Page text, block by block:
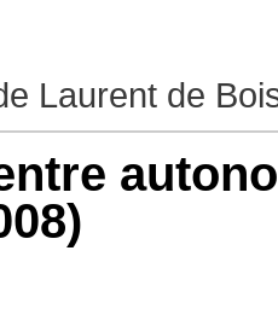
Laurent de